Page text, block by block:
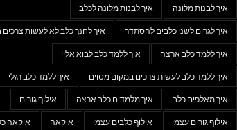
איך לבנות מלונה איך לבנות מלונה לכלב
איך לגרום לשני כלבים להסתדר איך לחנך כלב לא לעשות צרכים
איך ללמד כלב ארצה איך ללמד כלב לבוא אליי
איך ללמד כלב לעשות צרכים במקום מסוים איך ללמד כלב רגלי
איך מאלפים כלב איך מלמדים כלב ארצה אילוף גורים
אילוף גורים עצמי אילוף כלבים עצמי איקאה איקאה